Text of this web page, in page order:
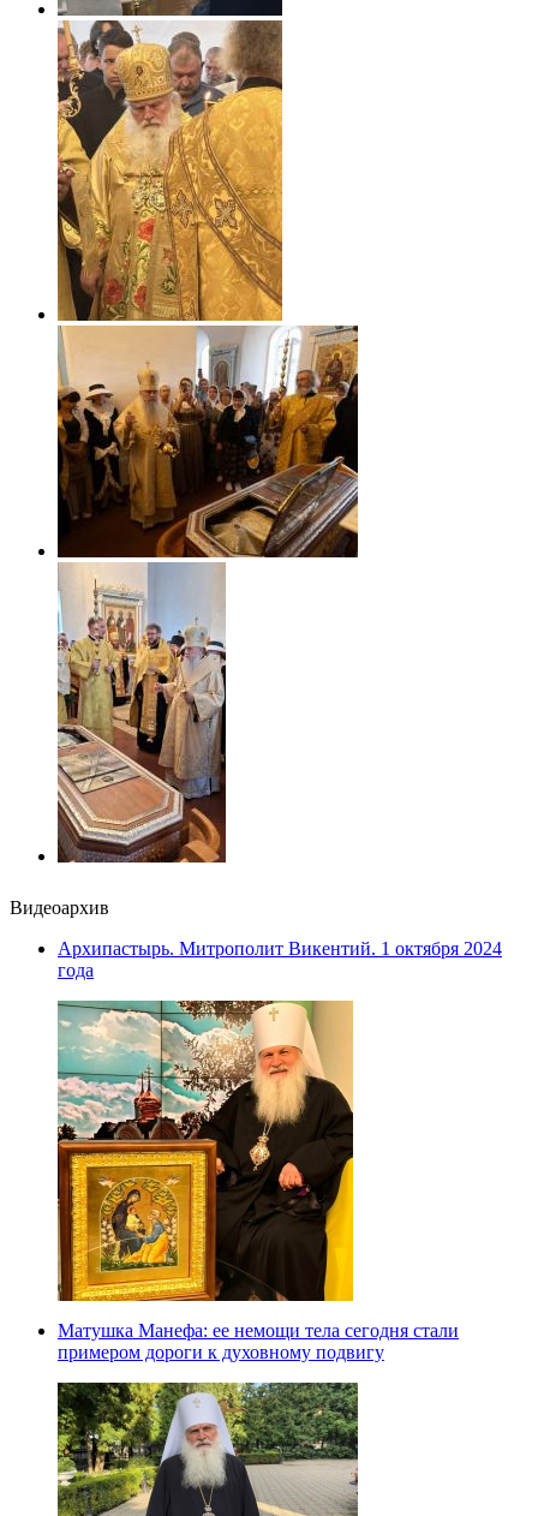
Видеоархив
Архипастырь. Митрополит Викентий. 1 октября 2024
года
Матушка Манефа: ее немощи тела сегодня стали
примером дороги к духовному подвигу